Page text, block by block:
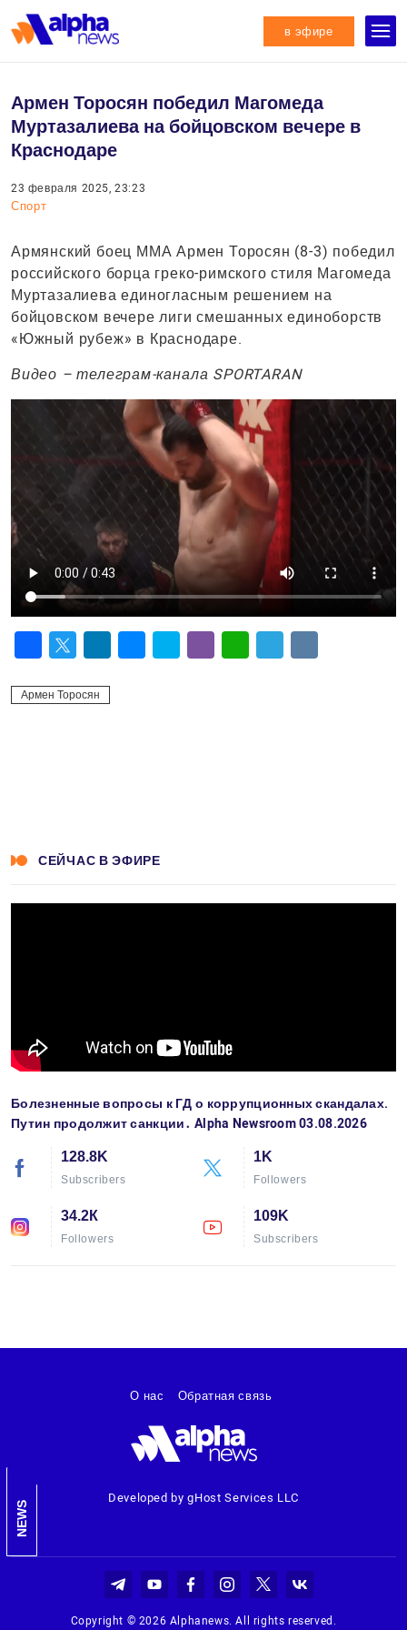
в эфире
Армен Торосян победил Магомеда
Муртазалиева на бойцовском вечере в
Краснодаре
23 февраля 2025, 23:23
Спорт
Армянский боец ММА Армен Торосян (8-3) победил
российского борца греко-римского стиля Магомеда
Муртазалиева единогласным решением на
бойцовском вечере лиги смешанных единоборств
«Южный рубеж» в Краснодаре.
Видео – телеграм-канала SPORTARAN
Армен Торосян
СЕЙЧАС В ЭФИРЕ
Болезненные вопросы к ГД о коррупционных скандалах.
Путин продолжит санкции․ Alpha Newsroom 03.08.2026
128.8K
Subscribers
1K
Followers
34.2К
Followers
109K
Subscribers
NEWS
Developed by gHost Services LLC
О нас Обратная связь
Copyright © 2026 Alphanews. All rights reserved.